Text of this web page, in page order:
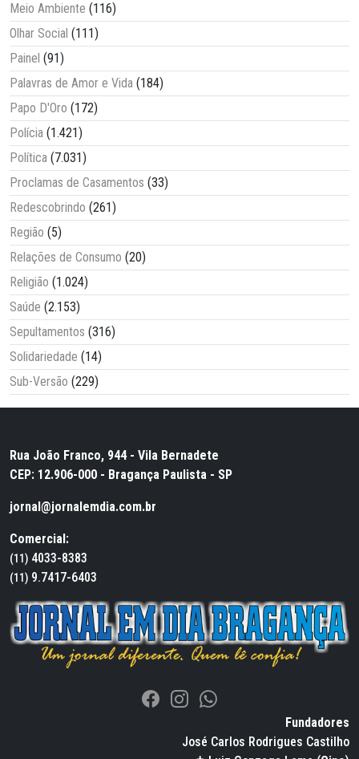
Meio Ambiente (116)
Olhar Social (111)
Painel (91)
Palavras de Amor e Vida (184)
Papo D'Oro (172)
Polícia (1.421)
Política (7.031)
Proclamas de Casamentos (33)
Redescobrindo (261)
Região (5)
Relações de Consumo (20)
Religião (1.024)
Saúde (2.153)
Sepultamentos (316)
Solidariedade (14)
Sub-Versão (229)
Rua João Franco, 944 - Vila Bernadete
CEP: 12.906-000 - Bragança Paulista - SP
jornal@jornalemdia.com.br
Comercial:
(11) 4033-8383
(11) 9.7417-6403
Fundadores
José Carlos Rodrigues Castilho